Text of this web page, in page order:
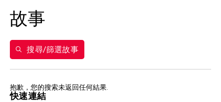
Elise Thoron
Shuji Takashina
篩選故事
快速連結
故事
搜尋/篩選故事
抱歉，您的搜索未返回任何結果.